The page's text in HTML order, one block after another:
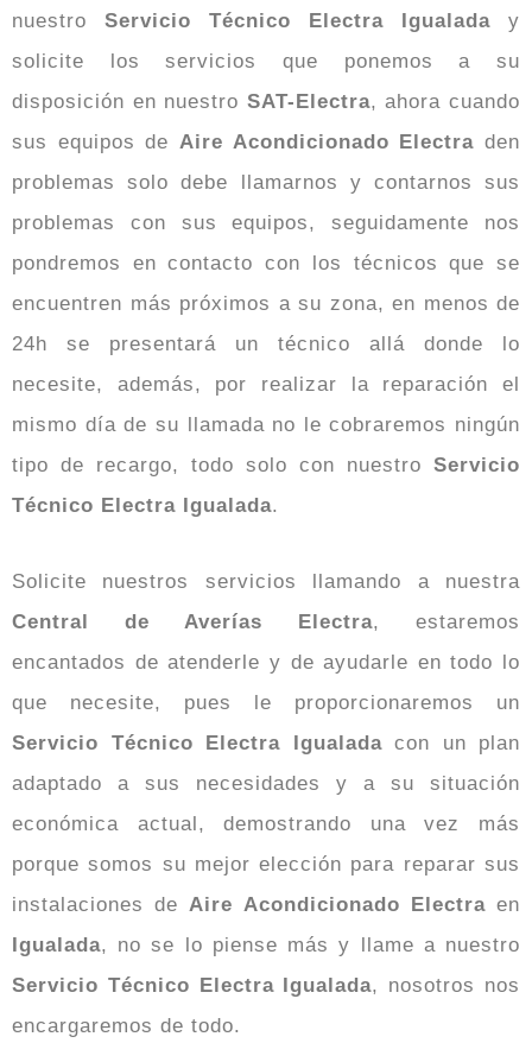
nuestro Servicio Técnico Electra Igualada y
solicite los servicios que ponemos a su
disposición en nuestro SAT-Electra, ahora cuando
sus equipos de Aire Acondicionado Electra den
problemas solo debe llamarnos y contarnos sus
problemas con sus equipos, seguidamente nos
pondremos en contacto con los técnicos que se
encuentren más próximos a su zona, en menos de
24h se presentará un técnico allá donde lo
necesite, además, por realizar la reparación el
mismo día de su llamada no le cobraremos ningún
tipo de recargo, todo solo con nuestro Servicio
Técnico Electra Igualada.
Solicite nuestros servicios llamando a nuestra
Central de Averías Electra, estaremos
encantados de atenderle y de ayudarle en todo lo
que necesite, pues le proporcionaremos un
Servicio Técnico Electra Igualada con un plan
adaptado a sus necesidades y a su situación
económica actual, demostrando una vez más
porque somos su mejor elección para reparar sus
instalaciones de Aire Acondicionado Electraen
Igualada, no se lo piense más y llame a nuestro
Servicio Técnico Electra Igualada, nosotros nos
encargaremos de todo.